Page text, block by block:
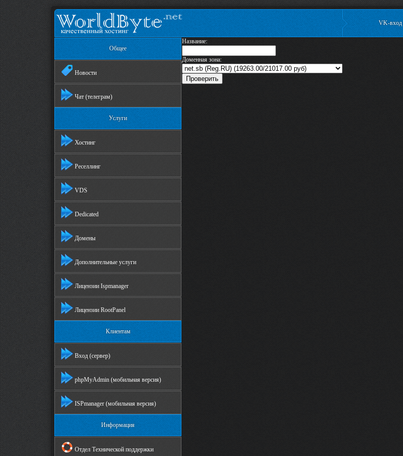
VK-вход
Общее
Новости
Чат (телеграм)
Услуги
Хостинг
Реселлинг
VDS
Dedicated
Домены
Дополнительные услуги
Лицензии Ispmanager
Лицензии RootPanel
Клиентам
Вход (сервер)
phpMyAdmin (мобильная версия)
ISPmanager (мобильная версия)
Информация
Отдел Технической поддержки
Название:
Доменная зона: